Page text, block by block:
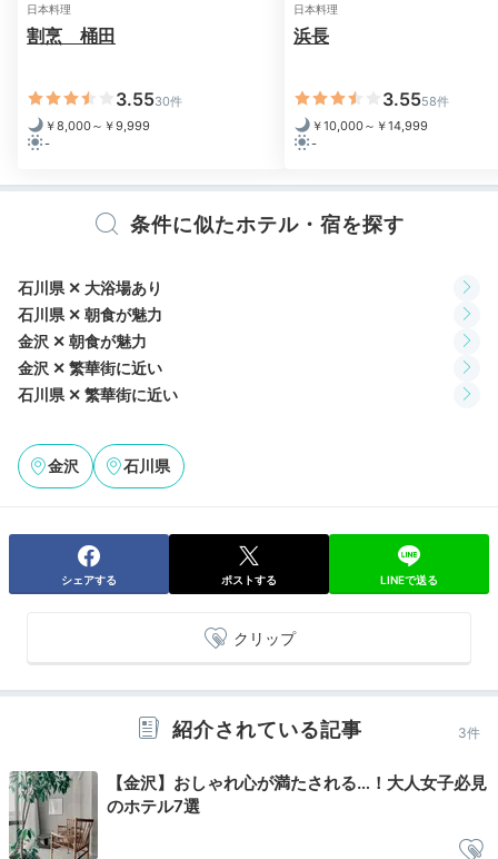
21:00
ラウンジやお部屋で
ラウンジ
できるラウンジでくつろいだり、お部屋で好きな音楽を
流して彼とお茶をいただいたり。運動好きなら無料のフ
ィットネスルームに行くのもいいかも。
2日目
Morning
08:00
日本料理
割烹 桶田
3.5530件
￥8,000～￥9,999
-
日本料理
浜長
3.5558件
￥10,000～￥14,999
-
条件に似たホテル・宿を探す
石川県 ✕ 大浴場あり
石川県 ✕ 朝食が魅力
金沢 ✕ 朝食が魅力
金沢 ✕ 繁華街に近い
石川県 ✕ 繁華街に近い
金沢 石川県
シェアする ポストする LINEで送る
クリップ
紹介されている記事 3件
【金沢】おしゃれ心が満たされる…！大人女子必見
のホテル7選